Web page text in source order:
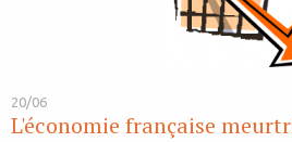
20/06
L'économie française